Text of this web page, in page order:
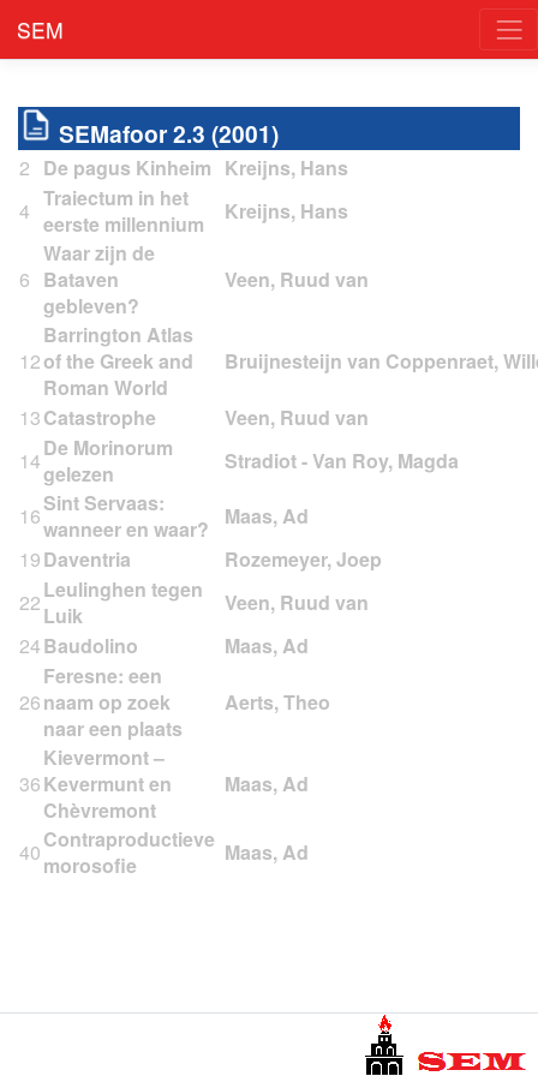
SEM
SEMafoor 2.3 (2001)
2 De pagus Kinheim
4 Traiectum in het
eerste millennium
6
Waar zijn de
Bataven
gebleven?
12
Barrington Atlas
of the Greek and
Roman World
13Catastrophe
14De Morinorum
gelezen
16Sint Servaas:
wanneer en waar?
19Daventria
22Leulinghen tegen
Luik
24Baudolino
26
Feresne: een
naam op zoek
naar een plaats
36
Kievermont –
Kevermunt en
Chèvremont
40Contraproductieve
morosofie